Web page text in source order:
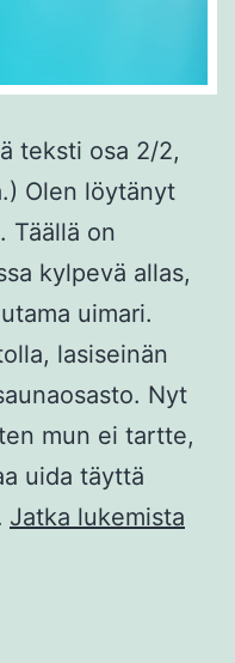
teksti osa 2/2,
Olen löytänyt
Täällä on
kylpevä allas,
uimari.
lasiseinän
Nyt
mun ei tartte,
uida täyttä
Jatka lukemista